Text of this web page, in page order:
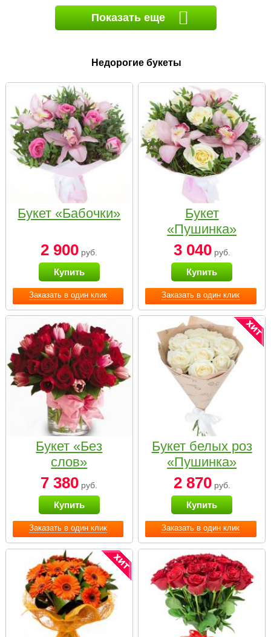
Показать еще
Недорогие букеты
Заказать в один клик
Букет «Бабочки»
2 900 руб.
Купить
Заказать в один клик
Букет
«Пушинка»
3 040руб.
Купить
Заказать в один клик
Букет «Без
слов»
7 380 руб.
Купить
Заказать в один клик
Букет белых роз
«Пушинка»
2 870руб.
Купить